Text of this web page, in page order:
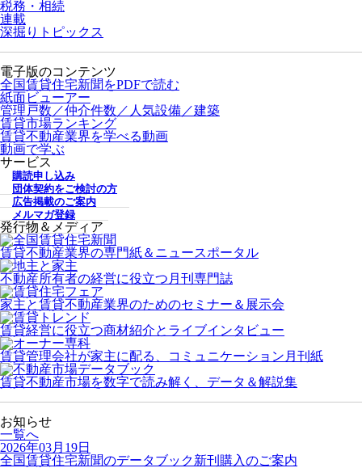
税務・相続
連載
深掘りトピックス
電子版のコンテンツ
全国賃貸住宅新聞をPDFで読む
紙面ビューアー
管理戸数／仲介件数／人気設備／建築
賃貸市場ランキング
賃貸不動産業界を学べる動画
動画で学ぶ
サービス
購読申し込み
団体契約をご検討の方
広告掲載のご案内
メルマガ登録
発行物＆メディア
賃貸不動産業界の専門紙＆ニュースポータル
不動産所有者の経営に役立つ月刊専門誌
家主と賃貸不動産業界のためのセミナー＆展示会
賃貸経営に役立つ商材紹介とライブインタビュー
賃貸管理会社が家主に配る、コミュニケーション月刊紙
賃貸不動産市場を数字で読み解く、データ＆解説集
お知らせ
一覧へ
2026年03月19日
全国賃貸住宅新聞のデータブック新刊購入のご案内